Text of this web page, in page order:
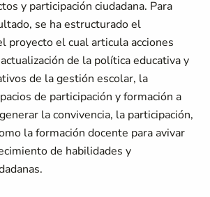
y participación ciudadana. Para
se ha estructurado el
proyecto el cual articula acciones
de la política educativa y
de la gestión escolar, la
de participación y formación a
la convivencia, la participación,
la formación docente para avivar
de habilidades y